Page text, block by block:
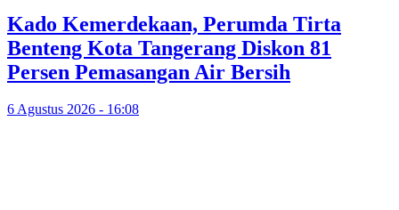
Kado Kemerdekaan, Perumda Tirta
Benteng Kota Tangerang Diskon 81
Persen Pemasangan Air Bersih
6 Agustus 2026 - 16:08